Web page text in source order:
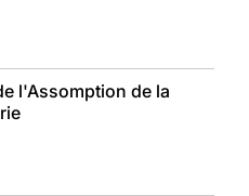
l'Assomption de la